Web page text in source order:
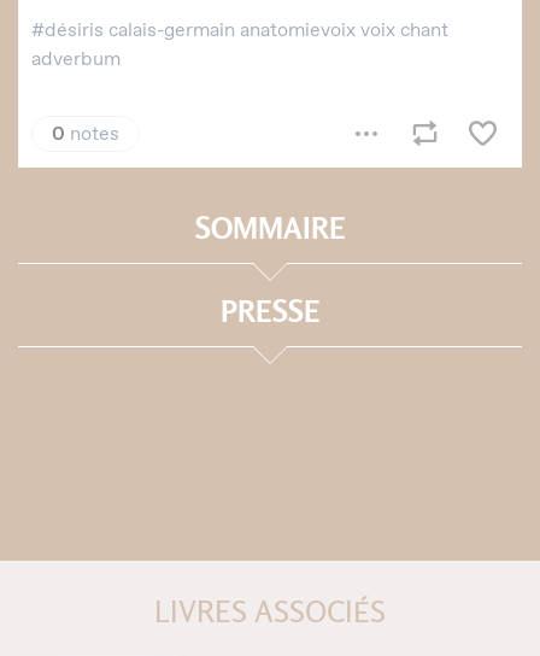
SOMMAIRE
PRESSE
LIVRES ASSOCIÉS